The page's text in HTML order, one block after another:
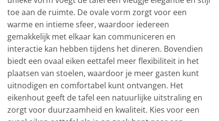
toe aan de ruimte. De ovale vorm zorgt voor een
warme en intieme sfeer, waardoor iedereen
gemakkelijk met elkaar kan communiceren en
interactie kan hebben tijdens het dineren. Bovendien
biedt een ovaal eiken eettafel meer flexibiliteit in het
plaatsen van stoelen, waardoor je meer gasten kunt
uitnodigen en comfortabel kunt ontvangen. Het
eikenhout geeft de tafel een natuurlijke uitstraling en
zorgt voor duurzaamheid en kwaliteit. Kies voor een